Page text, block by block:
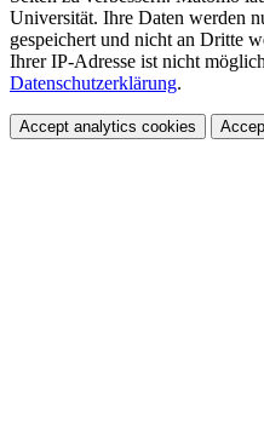
Universität. Ihre Daten werden
gespeichert und nicht an Dritte
Ihrer IP-Adresse ist nicht
Datenschutzerklärung.
Accept analytics cookies